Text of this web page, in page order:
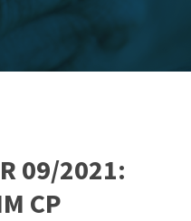
09/2021:
CP